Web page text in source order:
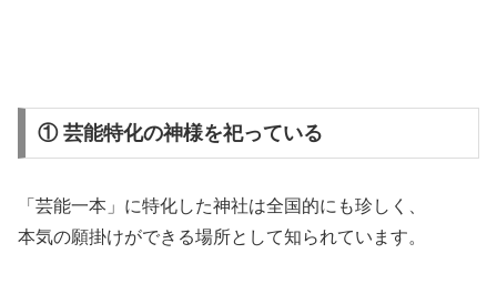
① 芸能特化の神様を祀っている
「芸能一本」に特化した神社は全国的にも珍しく、
本気の願掛けができる場所として知られています。